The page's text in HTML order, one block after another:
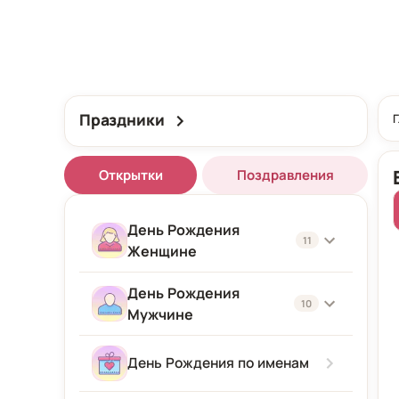
Праздники
Открытки Поздравления
День Рождения
Женщине
11
Женщине
Подруге
Девушке
День Рождения
Мужчине
10
Мужчине
День Рождения по именам